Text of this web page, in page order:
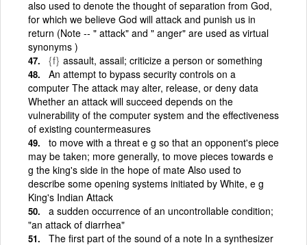
also used to denote the thought of separation from God,
for which we believe God will attack and punish us in
return (Note -- " attack" and " anger" are used as virtual
synonyms )
{f} assault, assail; criticize a person or something
An attempt to bypass security controls on a
computer The attack may alter, release, or deny data
Whether an attack will succeed depends on the
vulnerability of the computer system and the effectiveness
of existing countermeasures
to move with a threat e g so that an opponent's piece
may be taken; more generally, to move pieces towards e
g the king's side in the hope of mate Also used to
describe some opening systems initiated by White, e g
King's Indian Attack
a sudden occurrence of an uncontrollable condition;
"an attack of diarrhea"
The first part of the sound of a note In a synthesizer